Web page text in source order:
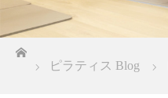
ホーム
ピラティス Blog